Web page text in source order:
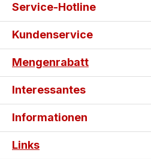
Service-Hotline
Kundenservice
Mengenrabatt
Interessantes
Informationen
Links